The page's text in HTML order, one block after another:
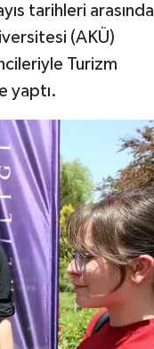
tarihleri arasında
(AKÜ)
Turizm
yaptı.